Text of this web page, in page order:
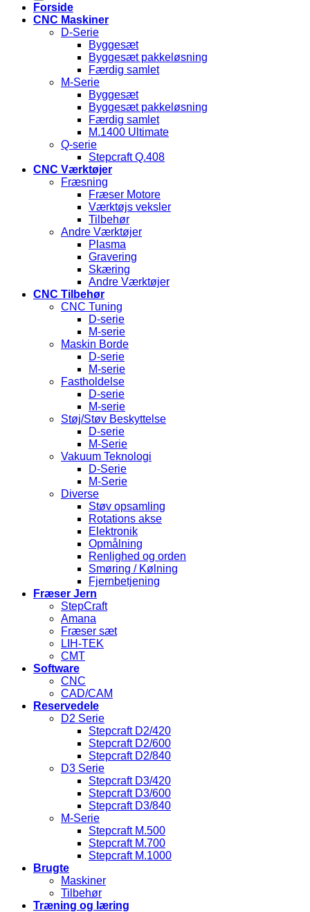
Forside
CNC Maskiner
D-Serie
Byggesæt
Byggesæt pakkeløsning
Færdig samlet
M-Serie
Byggesæt
Byggesæt pakkeløsning
Færdig samlet
M.1400 Ultimate
Q-serie
Stepcraft Q.408
CNC Værktøjer
Fræsning
Fræser Motore
Værktøjs veksler
Tilbehør
Andre Værktøjer
Plasma
Gravering
Skæring
Andre Værktøjer
CNC Tilbehør
CNC Tuning
D-serie
M-serie
Maskin Borde
D-serie
M-serie
Fastholdelse
D-serie
M-serie
Støj/Støv Beskyttelse
D-serie
M-Serie
Vakuum Teknologi
D-Serie
M-Serie
Diverse
Støv opsamling
Rotations akse
Elektronik
Opmålning
Renlighed og orden
Smøring / Kølning
Fjernbetjening
Fræser Jern
StepCraft
Amana
Fræser sæt
LIH-TEK
CMT
Software
CNC
CAD/CAM
Reservedele
D2 Serie
Stepcraft D2/420
Stepcraft D2/600
Stepcraft D2/840
D3 Serie
Stepcraft D3/420
Stepcraft D3/600
Stepcraft D3/840
M-Serie
Stepcraft M.500
Stepcraft M.700
Stepcraft M.1000
Brugte
Maskiner
Tilbehør
Træning og læring